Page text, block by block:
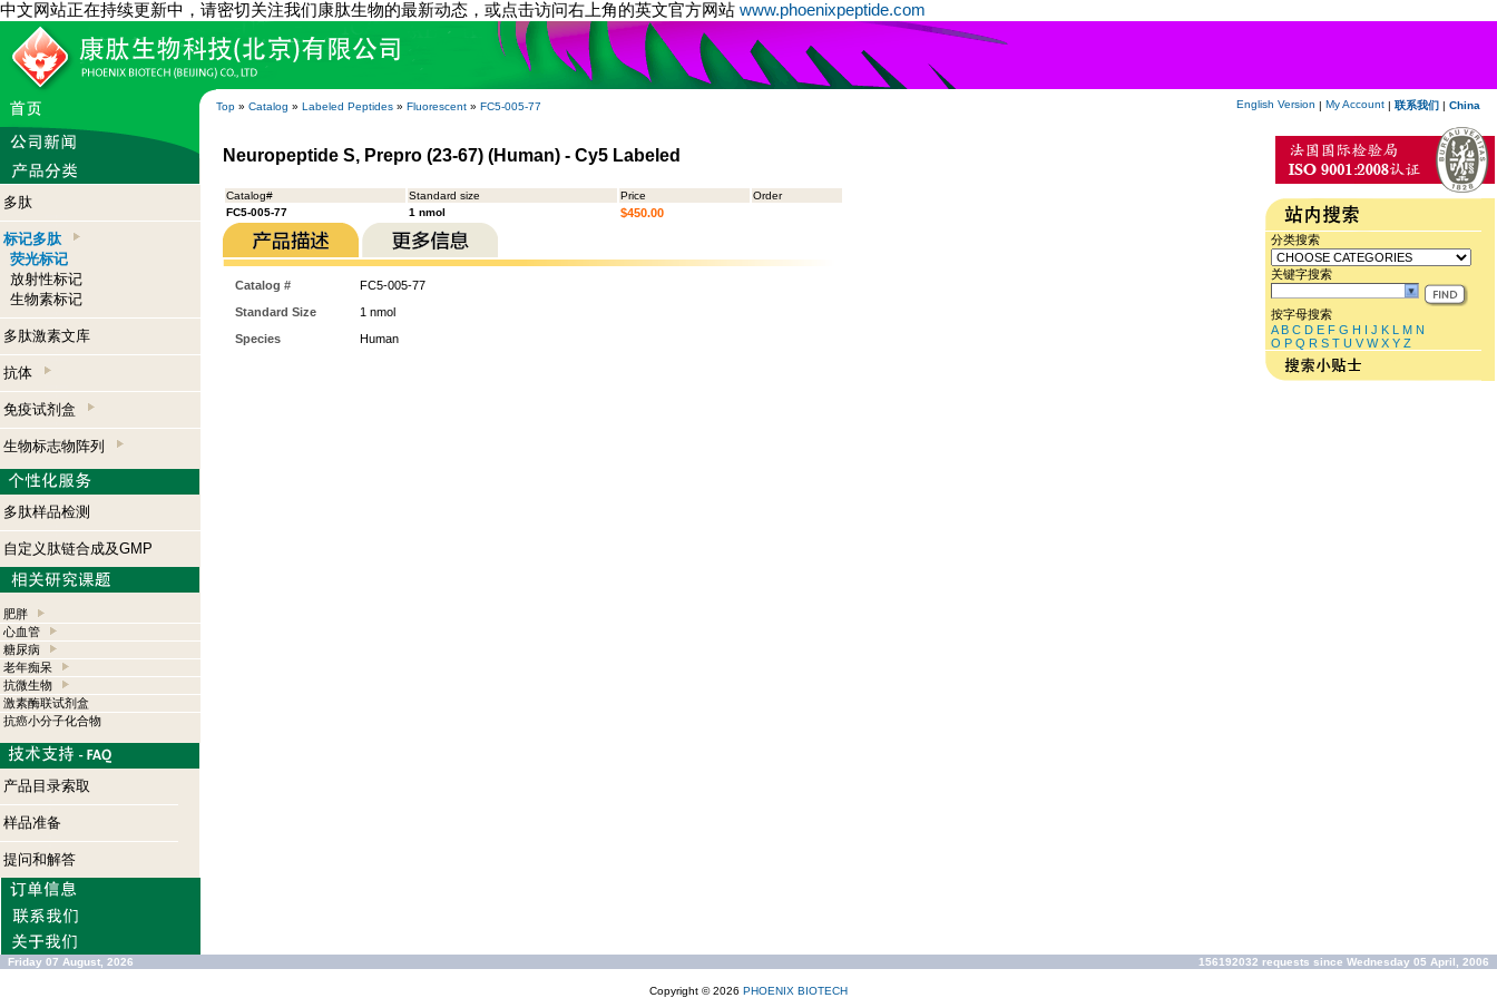
中文网站正在持续更新中，请密切关注我们康肽生物的最新动态，或点击访问右上角的英文官方网站 www.phoenixpeptide.com
Top » Catalog » Labeled Peptides » Fluorescent » FC5-005-77 English Version | My Account | 联系我们 | China
多肽
标记多肽
荧光标记
放射性标记
生物素标记
多肽激素文库
抗体
免疫试剂盒
生物标志物阵列
多肽样品检测
自定义肽链合成及GMP
肥胖
心血管
糖尿病
老年痴呆
抗微生物
激素酶联试剂盒
抗癌小分子化合物
产品目录索取
样品准备
提问和解答
Neuropeptide S, Prepro (23-67) (Human) - Cy5 Labeled
Catalog# Standard size Price
Order
FC5-005-77
1 nmol $450.00
Catalog #
FC5-005-77
Standard Size
1 nmol
Species
Human
分类搜索
关键字搜索
按字母搜索
A B C D E F G H I J K L M N
O P Q R S T U V W X Y Z
Friday 07 August, 2026 156192032 requests since Wednesday 05 April, 2006
Copyright © 2026 PHOENIX BIOTECH